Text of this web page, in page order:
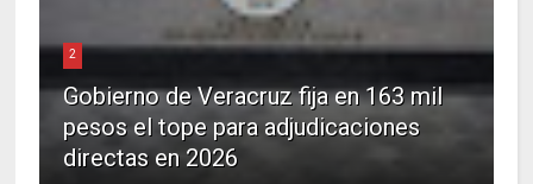
2
Gobierno de Veracruz fija en 163 mil
pesos el tope para adjudicaciones
directas en 2026